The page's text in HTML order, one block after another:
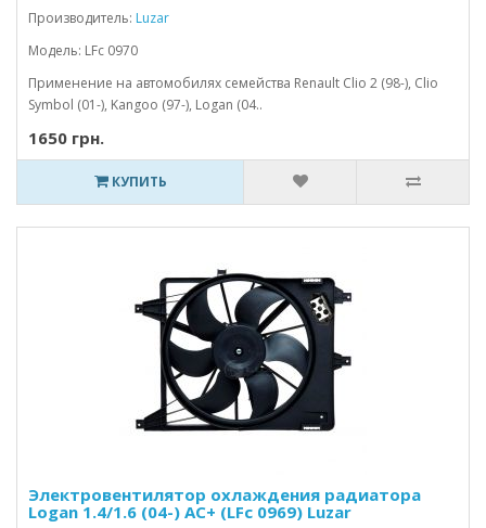
Производитель: Luzar
Модель: LFc 0970
Применение на автомобилях семейства Renault Clio 2 (98-), Clio
Symbol (01-), Kangoo (97-), Logan (04..
1650 грн.
КУПИТЬ
Электровентилятор охлаждения радиатора
Logan 1.4/1.6 (04-) AC+ (LFc 0969) Luzar